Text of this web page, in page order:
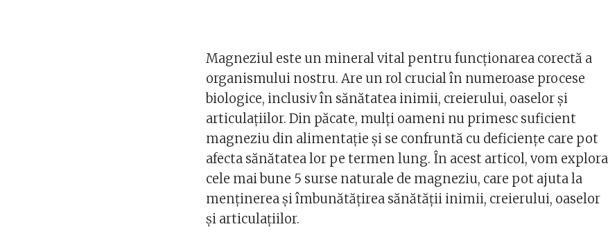
Magneziul este un mineral vital pentru funcționarea corectă a
organismului nostru. Are un rol crucial în numeroase procese
biologice, inclusiv în sănătatea inimii, creierului, oaselor și
articulațiilor. Din păcate, mulți oameni nu primesc suficient
magneziu din alimentație și se confruntă cu deficiențe care pot
afecta sănătatea lor pe termen lung. În acest articol, vom explora
cele mai bune 5 surse naturale de magneziu, care pot ajuta la
menținerea și îmbunătățirea sănătății inimii, creierului, oaselor
și articulațiilor.